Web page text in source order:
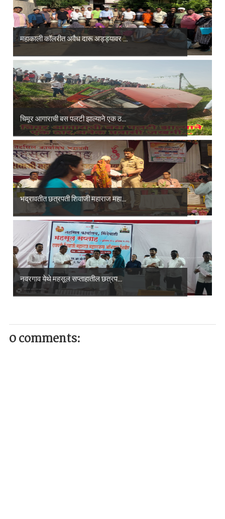
महाकाली कॉलरीत अवैध दारू अड्ड्यावर ...
चिमूर आगाराची बस पलटी झाल्याने एक ठ...
भद्रावतीत छत्रपती शिवाजी महाराज महा...
नवरगाव येथे महसूल सप्ताहातील छत्रप...
0 comments: